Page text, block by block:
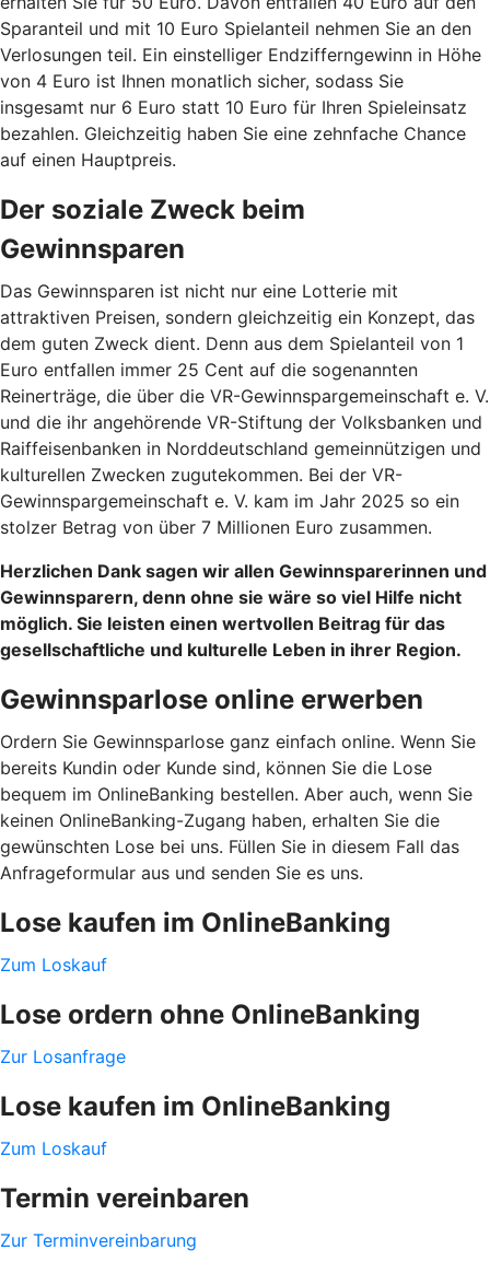
Sparanteil und mit 10 Euro Spielanteil nehmen Sie an den
Verlosungen teil. Ein einstelliger Endzifferngewinn in Höhe
von 4 Euro ist Ihnen monatlich sicher, sodass Sie
insgesamt nur 6 Euro statt 10 Euro für Ihren Spieleinsatz
bezahlen. Gleichzeitig haben Sie eine zehnfache Chance
auf einen Hauptpreis.
Der soziale Zweck beim
Gewinnsparen
Das Gewinnsparen ist nicht nur eine Lotterie mit
attraktiven Preisen, sondern gleichzeitig ein Konzept, das
dem guten Zweck dient. Denn aus dem Spielanteil von 1
Euro entfallen immer 25 Cent auf die sogenannten
Reinerträge, die über die VR-Gewinnspargemeinschaft e. V.
und die ihr angehörende VR-Stiftung der Volksbanken und
Raiffeisenbanken in Norddeutschland gemeinnützigen und
kulturellen Zwecken zugutekommen. Bei der VR-
Gewinnspargemeinschaft e. V. kam im Jahr 2025 so ein
stolzer Betrag von über 7 Millionen Euro zusammen.
Herzlichen Dank sagen wir allen Gewinnsparerinnen und
Gewinnsparern, denn ohne sie wäre so viel Hilfe nicht
möglich. Sie leisten einen wertvollen Beitrag für das
gesellschaftliche und kulturelle Leben in ihrer Region.
Gewinnsparlose online erwerben
Ordern Sie Gewinnsparlose ganz einfach online. Wenn Sie
bereits Kundin oder Kunde sind, können Sie die Lose
bequem im OnlineBanking bestellen. Aber auch, wenn Sie
keinen OnlineBanking-Zugang haben, erhalten Sie die
gewünschten Lose bei uns. Füllen Sie in diesem Fall das
Anfrageformular aus und senden Sie es uns.
Lose kaufen im OnlineBanking
Zum Loskauf
Lose ordern ohne OnlineBanking
Zur Losanfrage
Lose kaufen im OnlineBanking
Zum Loskauf
Termin vereinbaren
Zur Terminvereinbarung